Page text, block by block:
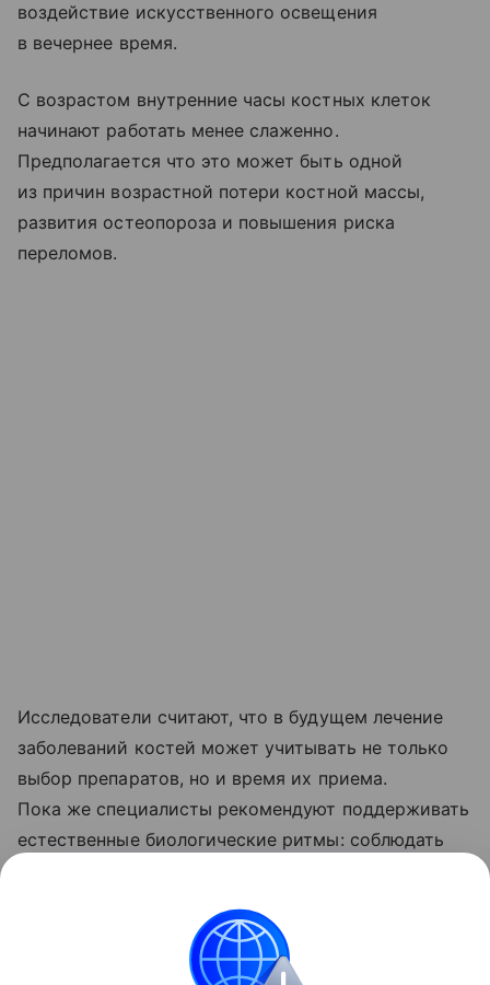
воздействие искусственного освещения
в вечернее время.
С возрастом внутренние часы костных клеток
начинают работать менее слаженно.
Предполагается что это может быть одной
из причин возрастной потери костной массы,
развития остеопороза и повышения риска
переломов.
Исследователи считают, что в будущем лечение
заболеваний костей может учитывать не только
выбор препаратов, но и время их приема.
Пока же специалисты рекомендуют поддерживать
естественные биологические ритмы: соблюдать
и регулярно заниматься физической активностью.